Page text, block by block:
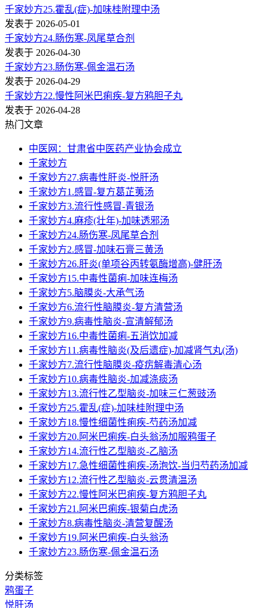
千家妙方25.霍乱(症)-加味桂附理中汤
发表于 2026-05-01
千家妙方24.肠伤寒-凤尾草合剂
发表于 2026-04-30
千家妙方23.肠伤寒-佩金温石汤
发表于 2026-04-29
千家妙方22.慢性阿米巴痢疾-复方鸦胆子丸
发表于 2026-04-28
热门文章
中医网：甘肃省中医药产业协会成立
千家妙方
千家妙方27.病毒性肝炎-悦肝汤
千家妙方1.感冒-复方葛芷荑汤
千家妙方3.流行性感冒-青银汤
千家妙方4.麻疹(壮年)-加味透邪汤
千家妙方24.肠伤寒-凤尾草合剂
千家妙方2.感冒-加味石膏三黄汤
千家妙方26.肝炎(单项谷丙转氨酶增高)-健肝汤
千家妙方15.中毒性菌痢-加味连梅汤
千家妙方5.脑膜炎-大承气汤
千家妙方6.流行性脑膜炎-复方清营汤
千家妙方9.病毒性脑炎-宣清解郁汤
千家妙方16.中毒性菌痢-五消饮加减
千家妙方11.病毒性脑炎(及后遗症)-加减肾气丸(汤)
千家妙方7.流行性脑膜炎-疫疠解毒清心汤
千家妙方10.病毒性脑炎-加减涤痰汤
千家妙方13.流行性乙型脑炎-加味三仁葱豉汤
千家妙方25.霍乱(症)-加味桂附理中汤
千家妙方18.慢性细菌性痢疾-芍药汤加减
千家妙方20.阿米巴痢疾-白头翁汤加服鸦蛋子
千家妙方14.流行性乙型脑炎-乙脑汤
千家妙方17.急性细菌性痢疾-汤泡饮-当归芍药汤加减
千家妙方12.流行性乙型脑炎-云贯清温汤
千家妙方22.慢性阿米巴痢疾-复方鸦胆子丸
千家妙方21.阿米巴痢疾-银菊白虎汤
千家妙方8.病毒性脑炎-清营复醒汤
千家妙方19.阿米巴痢疾-白头翁汤
千家妙方23.肠伤寒-佩金温石汤
分类标签
鸦蛋子
悦肝汤